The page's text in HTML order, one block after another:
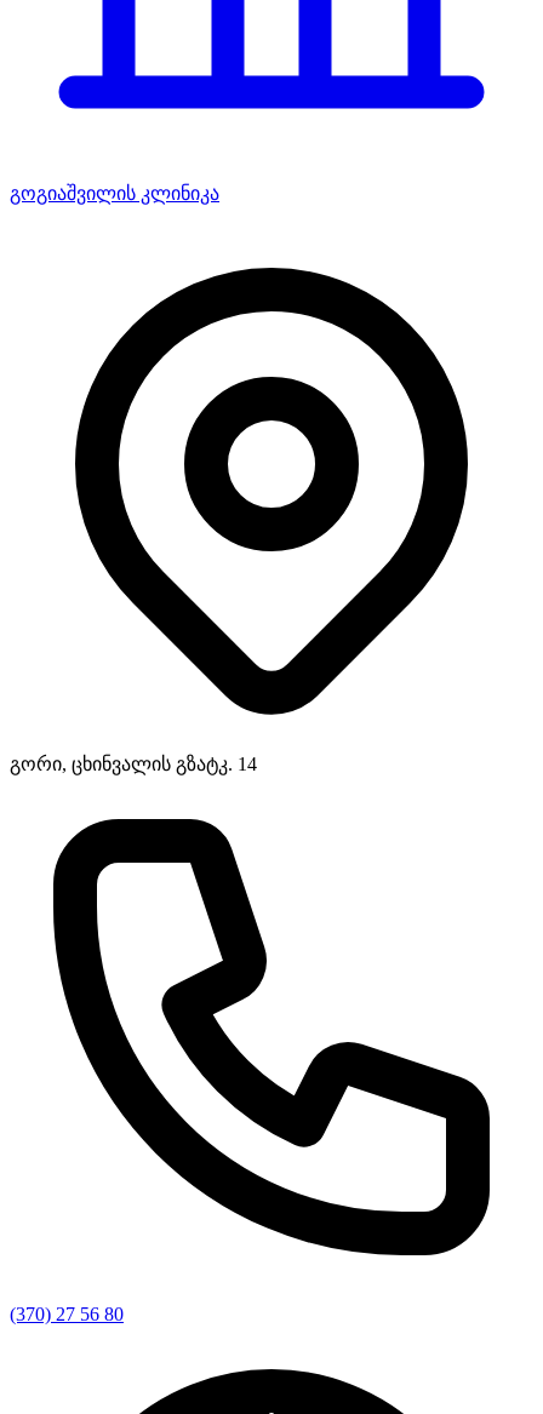
გოგიაშვილის კლინიკა
გორი, ცხინვალის გზატკ. 14
(370) 27 56 80